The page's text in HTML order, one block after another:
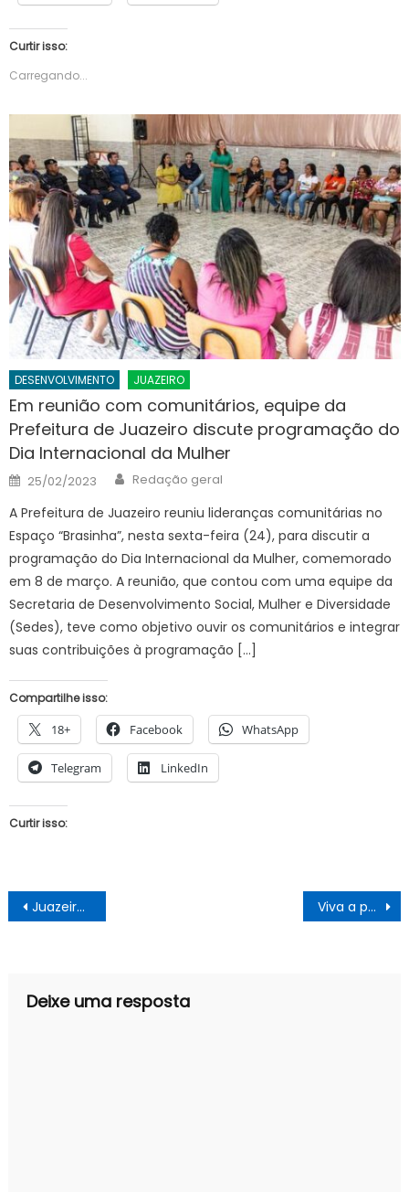
Curtir isso:
Carregando...
DESENVOLVIMENTO JUAZEIRO
Em reunião com comunitários, equipe da
Prefeitura de Juazeiro discute programação do
Dia Internacional da Mulher
Posted
on
25/02/2023 Author
Redação geral
A Prefeitura de Juazeiro reuniu lideranças comunitárias no
Espaço “Brasinha”, nesta sexta-feira (24), para discutir a
programação do Dia Internacional da Mulher, comemorado
em 8 de março. A reunião, que contou com uma equipe da
Secretaria de Desenvolvimento Social, Mulher e Diversidade
(Sedes), teve como objetivo ouvir os comunitários e integrar
suas contribuições à programação […]
Compartilhe isso:
18+ Facebook WhatsApp
Telegram LinkedIn
Curtir isso:
Navegação
de
Juazeiro: Sem testes rápidos, sem leitos e sem ajuda aos trabalhadores informais Viva a poesia, viva o Poeta Luiz Galvão!
Deixe uma resposta